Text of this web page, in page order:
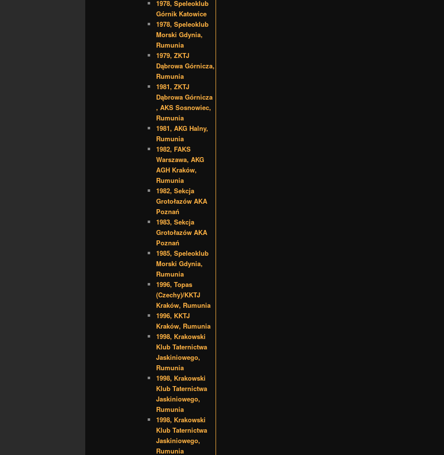
1978, Speleoklub
Górnik Katowice
1978, Speleoklub
Morski Gdynia,
Rumunia
1979, ZKTJ
Dąbrowa Górnicza,
Rumunia
1981, ZKTJ
Dąbrowa Górnicza
, AKS Sosnowiec,
Rumunia
1981, AKG Halny,
Rumunia
1982, FAKS
Warszawa, AKG
AGH Kraków,
Rumunia
1982, Sekcja
Grotołazów AKA
Poznań
1983, Sekcja
Grotołazów AKA
Poznań
1985, Speleoklub
Morski Gdynia,
Rumunia
1996, Topas
(Czechy)/KKTJ
Kraków, Rumunia
1996, KKTJ
Kraków, Rumunia
1998, Krakowski
Klub Taternictwa
Jaskiniowego,
Rumunia
1998, Krakowski
Klub Taternictwa
Jaskiniowego,
Rumunia
1998, Krakowski
Klub Taternictwa
Jaskiniowego,
Rumunia